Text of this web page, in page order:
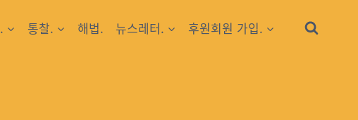
통찰. 해법. 뉴스레터. 후원회원 가입.